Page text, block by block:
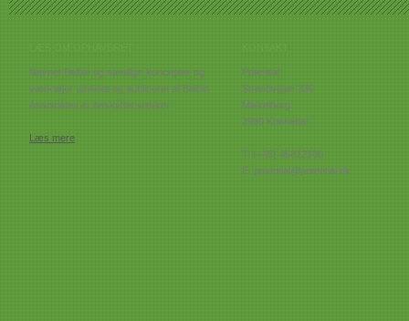
Navnet Belbin og samtlige koncepter og
værktøjer udviklet og publiceret af Belbin
Associates er beskyttet værker.
Læs mere
Potential
Strandvejen 336
Mikkelborg
2980 Kokkedal
T: (+45) 45812186
E: potential@potential.dk